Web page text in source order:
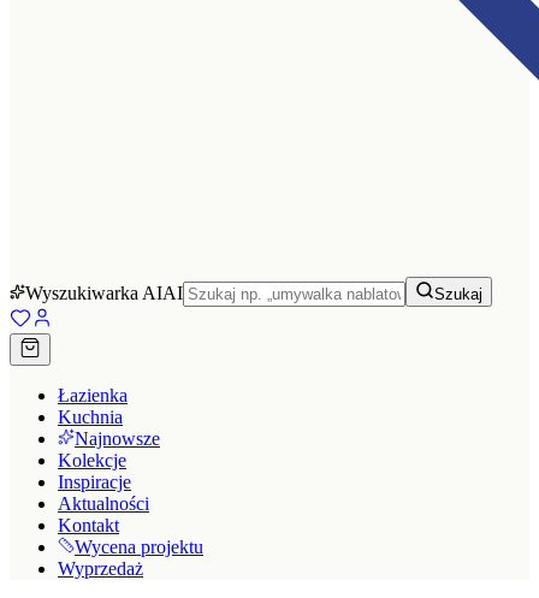
Wyszukiwarka AIAI Szukaj
Łazienka
Kuchnia
Najnowsze
Kolekcje
Inspiracje
Aktualności
Kontakt
Wycena projektu
Wyprzedaż